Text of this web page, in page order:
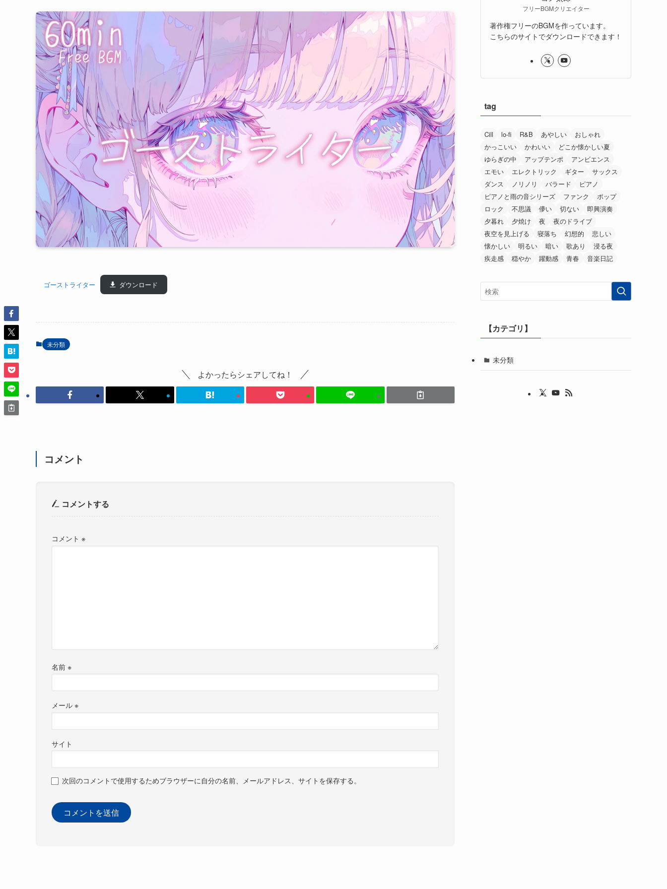
ゴーストライター ダウンロード
未分類
よかったらシェアしてね！
コメント
コメントする
コメント ※
名前※
メール※
サイト
次回のコメントで使用するためブラウザーに自分の名前、メールアドレス、サイトを保存する。
フリーBGMクリエイター
著作権フリーのBGMを作っています。
こちらのサイトでダウンロードできます！
tag
Cill lo-fi R&B あやしい
おしゃれ
かっこいい
かわいい
どこか懐かしい夏
ゆらぎの中
アップテンポ
アンビエンス
エモい
エレクトリック ギター
サックス
ダンス
ノリノリ バラード
ピアノ
ピアノと雨の音シリーズ
ファンク
ポップ
ロック
不思議 儚い 切ない
即興演奏
夕暮れ
夕焼け 夜
夜のドライブ
夜空を見上げる
寝落ち 幻想的
悲しい
懐かしい
明るい 暗い 歌あり
浸る夜
疾走感
穏やか 躍動感 青春 音楽日記
【カテゴリ】
未分類